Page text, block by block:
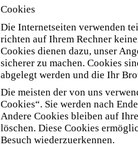
Cookies
Die Internetseiten verwenden
richten auf Ihrem Rechner
Cookies dienen dazu, unser
sicherer zu machen. Cookies
abgelegt werden und die Ihr
Die meisten der von uns
Cookies“. Sie werden nach
Andere Cookies bleiben auf
löschen. Diese Cookies
Besuch wiederzuerkennen.